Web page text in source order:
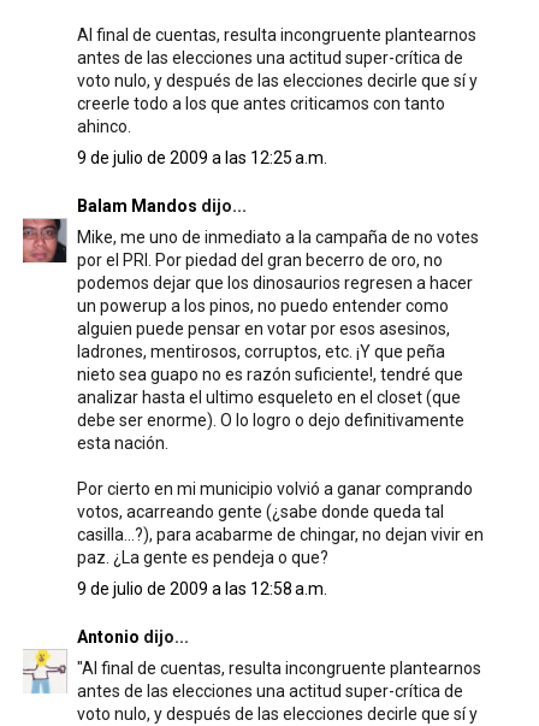
Al final de cuentas, resulta incongruente plantearnos
antes de las elecciones una actitud super-crítica de
voto nulo, y después de las elecciones decirle que sí y
creerle todo a los que antes criticamos con tanto
ahinco.
9 de julio de 2009 a las 12:25 a.m.
Balam Mandos dijo...
Mike, me uno de inmediato a la campaña de no votes
por el PRI. Por piedad del gran becerro de oro, no
podemos dejar que los dinosaurios regresen a hacer
un powerup a los pinos, no puedo entender como
alguien puede pensar en votar por esos asesinos,
ladrones, mentirosos, corruptos, etc. ¡Y que peña
nieto sea guapo no es razón suficiente!, tendré que
analizar hasta el ultimo esqueleto en el closet (que
debe ser enorme). O lo logro o dejo definitivamente
esta nación.
Por cierto en mi municipio volvió a ganar comprando
votos, acarreando gente (¿sabe donde queda tal
casilla...?), para acabarme de chingar, no dejan vivir en
paz. ¿La gente es pendeja o que?
9 de julio de 2009 a las 12:58 a.m.
Antonio dijo...
"Al final de cuentas, resulta incongruente plantearnos
antes de las elecciones una actitud super-crítica de
voto nulo, y después de las elecciones decirle que sí y